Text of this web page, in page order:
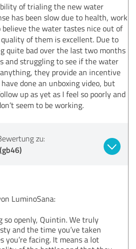
of trialing the new water
has been slow due to health, work
believe the water tastes nice out of
of them is excellent. Due to
quite bad over the last two months
and struggling to see if the water
they provide an incentive
done an unboxing video, but
up as yet as I feel so poorly and
seem to be working.
zu:
LuminoSana:
so openly, Quintin. We truly
and the time you’ve taken
you’re facing. It means a lot